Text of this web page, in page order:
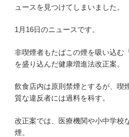
ュースを見つけてしまいました。
1月16日のニュースです。
非喫煙者もたばこの煙を吸い込む
を盛り込んだ健康増進法改正案。
飲食店内は原則禁煙とするが、喫
質な違反者には過料を科す。
改正案では、医療機関や小中学校
煙。